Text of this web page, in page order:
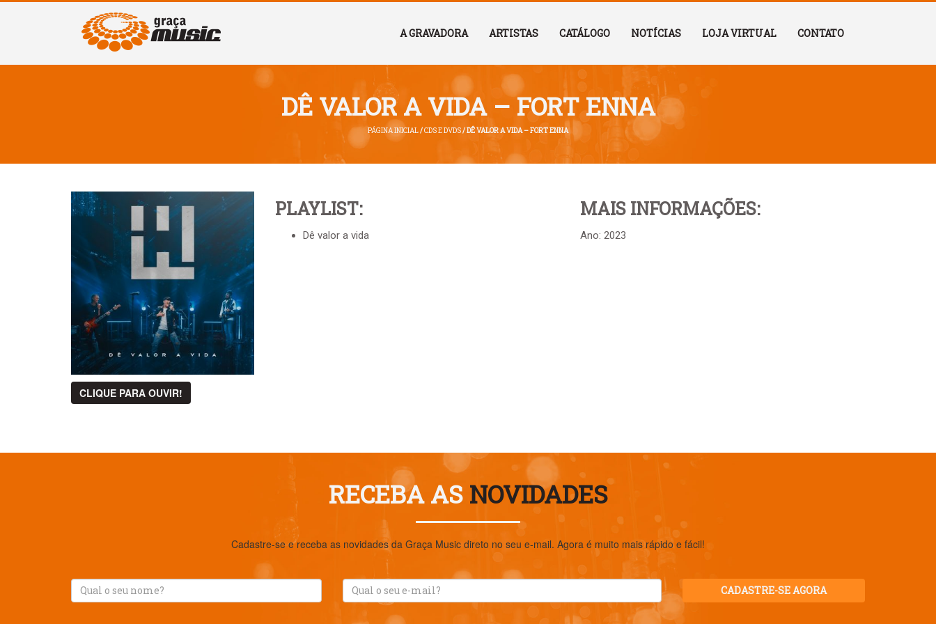
A GRAVADORA ARTISTAS CATÁLOGO NOTÍCIAS LOJA VIRTUAL CONTATO
DÊ VALOR A VIDA – FORT ENNA
PÁGINA INICIAL/CDS E DVDS/ DÊ VALOR A VIDA – FORT ENNA
CLIQUE PARA OUVIR!
PLAYLIST:
Dê valor a vida
MAIS INFORMAÇÕES:
Ano: 2023
RECEBA AS NOVIDADES
Cadastre-se e receba as novidades da Graça Music direto no seu e-mail. Agora é muito mais rápido e fácil!
CADASTRE-SE AGORA